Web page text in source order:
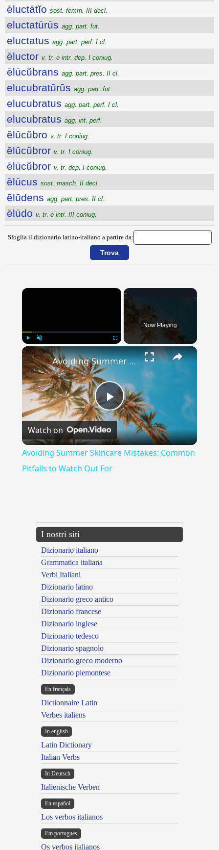
ēluctātĭo sost. femm. III decl.
eluctatūrūs agg. part. fut.
eluctatus agg. part. perf. I cl.
ēluctor v. tr. e intr. dep. I coniug.
ēlūcŭbrans agg. part. pres. II cl.
elucubratūrūs agg. part. fut.
elucubratus agg. part. perf. I cl.
elucubratus agg. inf. perf.
ēlūcŭbro v. tr. I coniug.
ēlūcŭbror v. tr. I coniug.
ēlūcŭbror v. tr. dep. I coniug.
ēlūcus sost. masch. II decl.
ēlūdens agg. part. pres. II cl.
ēlūdo v. tr. e intr. III coniug.
Sfoglia il dizionario latino-italiano a partire da:
×
Play Unmute
Now Playing
×
Play
Video
Avoiding Summer Skincare Mistakes: Common Pitfalls to Watch Out For
Watch on
Avoiding Summer Skincare Mistakes: Common
Pitfalls to Watch Out For
I nostri siti
Dizionario italiano
Grammatica italiana
Verbi Italiani
Dizionario latino
Dizionario greco antico
Dizionario francese
Dizionario inglese
Dizionario tedesco
Dizionario spagnolo
Dizionario greco moderno
Dizionario piemontese
En français
Dictionnaire Latin
Verbes italiens
In english
Latin Dictionary
Italian Verbs
In Deutsch
Italienische Verben
En español
Los verbos italianos
Em portugues
Os verbos italianos